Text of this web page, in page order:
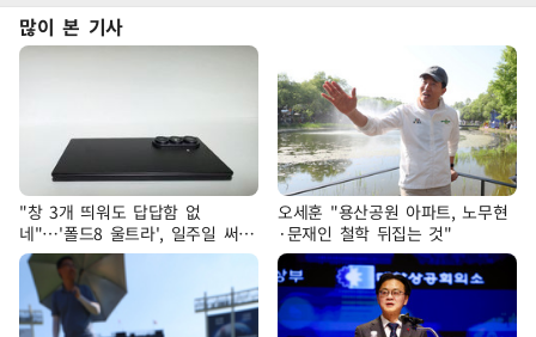
많이 본 기사
"창 3개 띄워도 답답함 없
네"…'폴드8 울트라', 일주일 써보
니
오세훈 "용산공원 아파트, 노무현
·문재인 철학 뒤집는 것"